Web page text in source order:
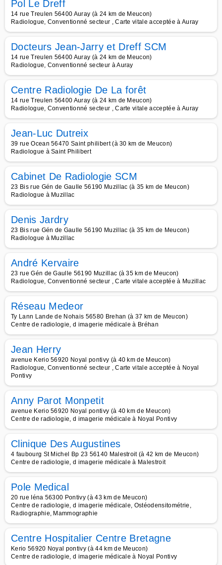
Pol Le Dreff
14 rue Treulen 56400 Auray (à 24 km de Meucon)
Radiologue, Conventionné secteur , Carte vitale acceptée à Auray
Docteurs Jean-Jarry et Dreff SCM
14 rue Treulen 56400 Auray (à 24 km de Meucon)
Radiologue, Conventionné secteur à Auray
Centre Radiologie De La forêt
14 rue Treulen 56400 Auray (à 24 km de Meucon)
Radiologue, Conventionné secteur , Carte vitale acceptée à Auray
Jean-Luc Dutreix
39 rue Ocean 56470 Saint philibert (à 30 km de Meucon)
Radiologue à Saint Philibert
Cabinet De Radiologie SCM
23 Bis rue Gén de Gaulle 56190 Muzillac (à 35 km de Meucon)
Radiologue à Muzillac
Denis Jardry
23 Bis rue Gén de Gaulle 56190 Muzillac (à 35 km de Meucon)
Radiologue à Muzillac
André Kervaire
23 rue Gén de Gaulle 56190 Muzillac (à 35 km de Meucon)
Radiologue, Conventionné secteur , Carte vitale acceptée à Muzillac
Réseau Medeor
Ty Lann Lande de Nohais 56580 Brehan (à 37 km de Meucon)
Centre de radiologie, d imagerie médicale à Bréhan
Jean Herry
avenue Kerio 56920 Noyal pontivy (à 40 km de Meucon)
Radiologue, Conventionné secteur , Carte vitale acceptée à Noyal
Pontivy
Anny Parot Monpetit
avenue Kerio 56920 Noyal pontivy (à 40 km de Meucon)
Centre de radiologie, d imagerie médicale à Noyal Pontivy
Clinique Des Augustines
4 faubourg St Michel Bp 23 56140 Malestroit (à 42 km de Meucon)
Centre de radiologie, d imagerie médicale à Malestroit
Pole Medical
20 rue Iéna 56300 Pontivy (à 43 km de Meucon)
Centre de radiologie, d imagerie médicale, Ostéodensitométrie,
Radiographie, Mammographie
Centre Hospitalier Centre Bretagne
Kerio 56920 Noyal pontivy (à 44 km de Meucon)
Centre de radiologie, d imagerie médicale à Noyal Pontivy